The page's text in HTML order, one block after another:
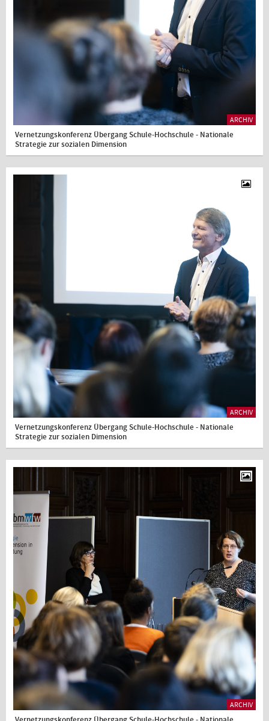
ARCHIV
Vernetzungskonferenz Übergang Schule-Hochschule - Nationale
Strategie zur sozialen Dimension
ARCHIV
Vernetzungskonferenz Übergang Schule-Hochschule - Nationale
Strategie zur sozialen Dimension
ARCHIV